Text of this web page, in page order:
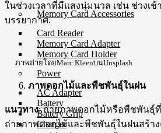
Memory Card Accessories
Card Reader
Memory Card Adapter
Memory Card Holder
Power
AC Adapter
Battery
Battery Grip
Charger
ในช่วงเวลาที่มีแสงนุ่มนวล เช่น ช่วงเช้
บรรยากาศ.
ภาพถ่ายโดยMarc KleenบนUnsplash
ภาพดอกไม้และพืชพันธุ์ในฝน
แนวทาง: ถ่ายภาพดอกไม้หรือพืชพันธุ์
ถ่ายภาพดอกไม้และพืชพันธุ์ในฝนสร้า